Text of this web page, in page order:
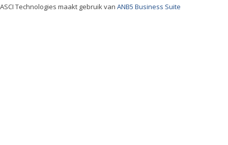
ASCI Technologies maakt gebruik van ANB5 Business Suite